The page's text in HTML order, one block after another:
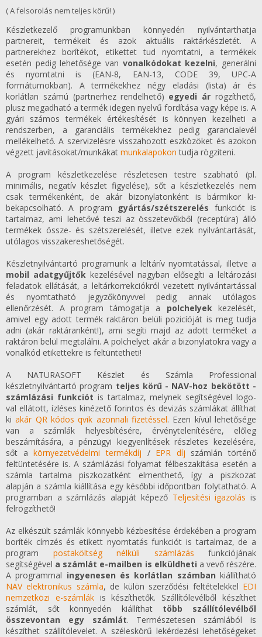
( A felsorolás nem teljes körű! )
Készletkezelő programunkban könnyedén nyilvántarthatja
partnereit, termékeit és azok aktuális raktárkészletét. A
partnerekhez borítékot, etikettet tud nyomtatni, a termékek
esetén pedig lehetősége van vonalkódokat kezelni, generálni
és nyomtatni is (EAN-8, EAN-13, CODE 39, UPC-A
formátumokban). A termékekhez négy eladási (lista) ár és
korlátlan számú (partnerhez rendelhető) egyedi ár rögzíthető,
plusz megadható a termék idegen nyelvű fordítása vagy képe is. A
gyári számos termékek értékesítését is könnyen kezelheti a
rendszerben, a garanciális termékekhez pedig garancialevél
mellékelhető. A szervizelésre visszahozott eszközöket és azokon
végzett javításokat/munkákat munkalapokon tudja rögzíteni.
A program készletkezelése részletesen testre szabható (pl.
minimális, negatív készlet figyelése), sőt a készletkezelés nem
csak termékenként, de akár bizonylatonként is bármikor ki-
bekapcsolható. A program gyártás/szétszerelés funkciót is
tartalmaz, ami lehetővé teszi az összetevőkből (receptúra) álló
termékek össze- és szétszerelését, illetve ezek nyilvántartását,
utólagos visszakereshetőségét.
Készletnyilvántartó programunk a leltárív nyomtatással, illetve a
mobil adatgyűjtők kezelésével nagyban elősegíti a leltározási
feladatok ellátását, a leltárkorrekciókról vezetett nyilvántartással
és nyomtatható jegyzőkönyvvel pedig annak utólagos
ellenőrzését. A program támogatja a polchelyekkezelését,
amivel egy adott termék raktáron belüli pozicíóját is meg tudja
adni (akár raktáranként!), ami segíti majd az adott terméket a
raktáron belül megtalálni. A polchelyet akár a bizonylatokra vagy a
vonalkód etikettekre is feltüntetheti!
A NATURASOFT Készlet és Számla Professional
készletnyilvántartó program teljes körű - NAV-hoz bekötött -
számlázási funkciót is tartalmaz, melynek segítségével logo-
val ellátott, ízléses kinézető forintos és devizás számlákat állíthat
kiakár QR kódos qvik azonnali fizetéssel. Ezen kívül lehetősége
van a számlák helyesbítésére, érvénytelenítésére, előleg
beszámítására, a pénzügyi kiegyenlítések részletes kezelésére,
sőt akörnyezetvédelmi termékdíj / EPR díj számlán történő
feltüntetésére is. A számlázási folyamat félbeszakítása esetén a
számla tartalma piszkozatként elmenthető, így a piszkozat
alapján a számla kiállítása egy későbbi időpontban folytatható. A
programban a számlázás alapját képező Teljesítési igazolás is
felrögzíthető!
Az elkészült számlák könnyebb kézbesítése érdekében a program
boríték címzés és etikett nyomtatás funkciót is tartalmaz, de a
program postaköltség nélküli számlázás funkciójának
segítségével a számlát e-mailben is elküldheti a vevő részére.
A programmal ingyenesen és korlátlan számban kiállítható
NAV elektronikus számla, de külön szerződési feltételekkel EDI
nemzetközi e-számlákis készíthetők. Szállítólevélből készíthet
számlát, sőt könnyedén kiállíthat több szállítólevélből
összevontan egy számlát. Természetesen számlából is
készíthet szállítólevelet. A széleskörű lekérdezési lehetőségeket